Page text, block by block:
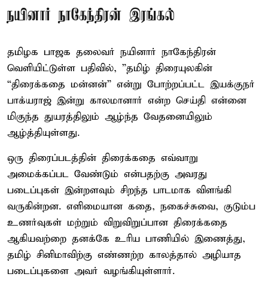
நயினார் நாகேந்திரன் இரங்கல்
தமிழக பாஜக தலைவர் நயினார் நாகேந்திரன்
வெளியிட்டுள்ள பதிவில், ”தமிழ் திரையுலகின்
“திரைக்கதை மன்னன்” என்று போற்றப்பட்ட இயக்குநர்
பாக்யராஜ் இன்று காலமானார் என்ற செய்தி என்னை
மிகுந்த துயரத்திலும் ஆழ்ந்த வேதனையிலும்
ஆழ்த்தியுள்ளது.
ஒரு திரைப்படத்தின் திரைக்கதை எவ்வாறு
அமைக்கப்பட வேண்டும் என்பதற்கு அவரது
படைப்புகள் இன்றளவும் சிறந்த பாடமாக விளங்கி
வருகின்றன. எளிமையான கதை, நகைச்சுவை, குடும்ப
உணர்வுகள் மற்றும் விறுவிறுப்பான திரைக்கதை
ஆகியவற்றை தனக்கே உரிய பாணியில் இணைத்து,
தமிழ் சினிமாவிற்கு எண்ணற்ற காலத்தால் அழியாத
படைப்புகளை அவர் வழங்கியுள்ளார்.